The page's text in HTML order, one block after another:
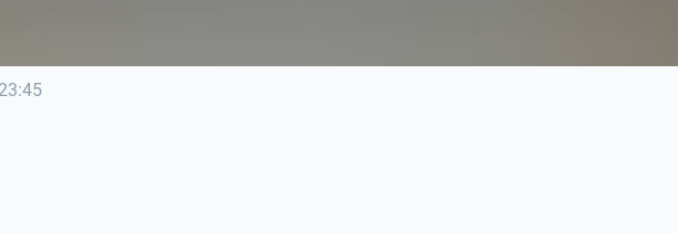
23:45